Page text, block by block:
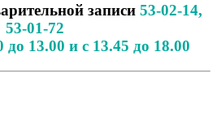
записи 53-02-14,
53-01-72
до 13.00 и с 13.45 до 18.00